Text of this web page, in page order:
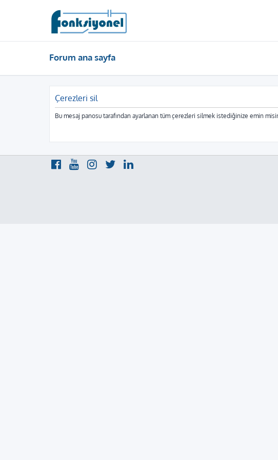
Forum ana sayfa
Çerezleri sil
Bu mesaj panosu tarafından ayarlanan tüm çerezleri silmek istediğinize emin